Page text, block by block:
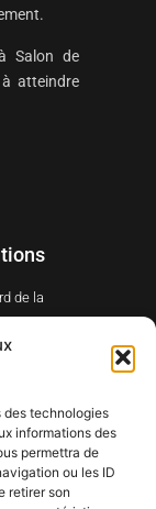
des technologies
informations des
permettra de
ou les ID
retirer son
Salon de
atteindre
de la
de-
@ cf7-
Légales